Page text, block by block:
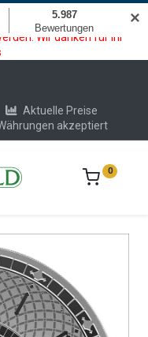
Bezahlmodul. In der
keine Krypto oder
Wir danken für Ihr
Aktuelle Preise
akzeptiert
0
✕